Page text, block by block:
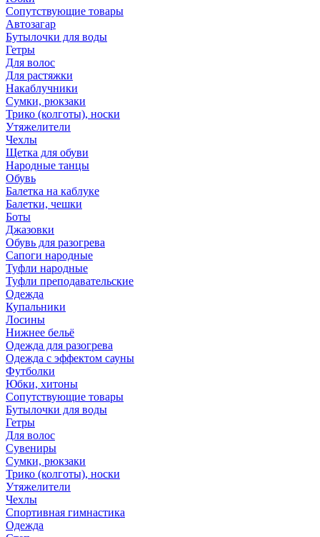
Сопутствующие товары
Автозагар
Бутылочки для воды
Гетры
Для волос
Для растяжки
Накаблучники
Сумки, рюкзаки
Трико (колготы), носки
Утяжелители
Чехлы
Щетка для обуви
Народные танцы
Обувь
Балетка на каблуке
Балетки, чешки
Боты
Джазовки
Обувь для разогрева
Сапоги народные
Туфли народные
Туфли преподавательские
Одежда
Купальники
Лосины
Нижнее бельё
Одежда для разогрева
Одежда с эффектом сауны
Футболки
Юбки, хитоны
Сопутствующие товары
Бутылочки для воды
Гетры
Для волос
Сувениры
Сумки, рюкзаки
Трико (колготы), носки
Утяжелители
Чехлы
Спортивная гимнастика
Одежда